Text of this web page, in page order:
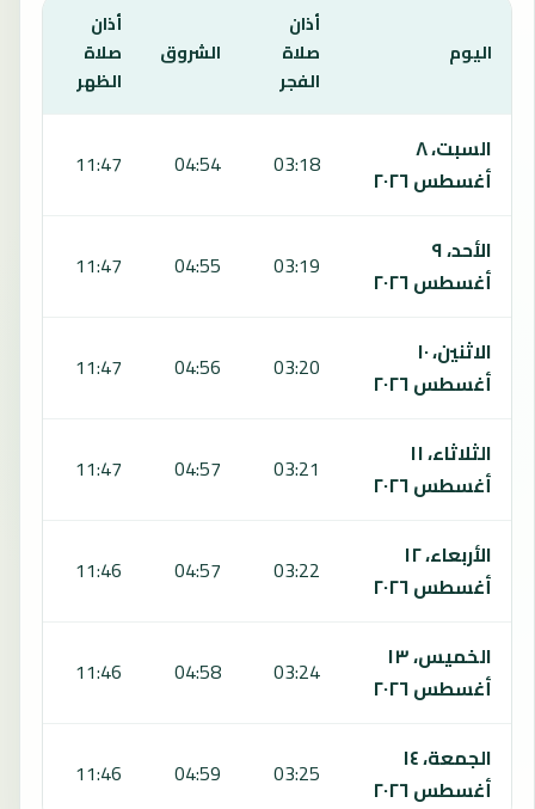
اليوم
أذان
صلاة
الفجر
الشروق
أذان
صلاة
الظهر
السبت، ٨
أغسطس ٢٠٢٦
03:18
04:54
11:47
الأحد، ٩
أغسطس ٢٠٢٦
03:19
04:55
11:47
الاثنين، ١٠
أغسطس ٢٠٢٦
03:20
04:56
11:47
الثلاثاء، ١١
أغسطس ٢٠٢٦
03:21
04:57
11:47
الأربعاء، ١٢
أغسطس ٢٠٢٦
03:22
04:57
11:46
الخميس، ١٣
أغسطس ٢٠٢٦
03:24
04:58
11:46
الجمعة، ١٤
أغسطس ٢٠٢٦
03:25
04:59
11:46